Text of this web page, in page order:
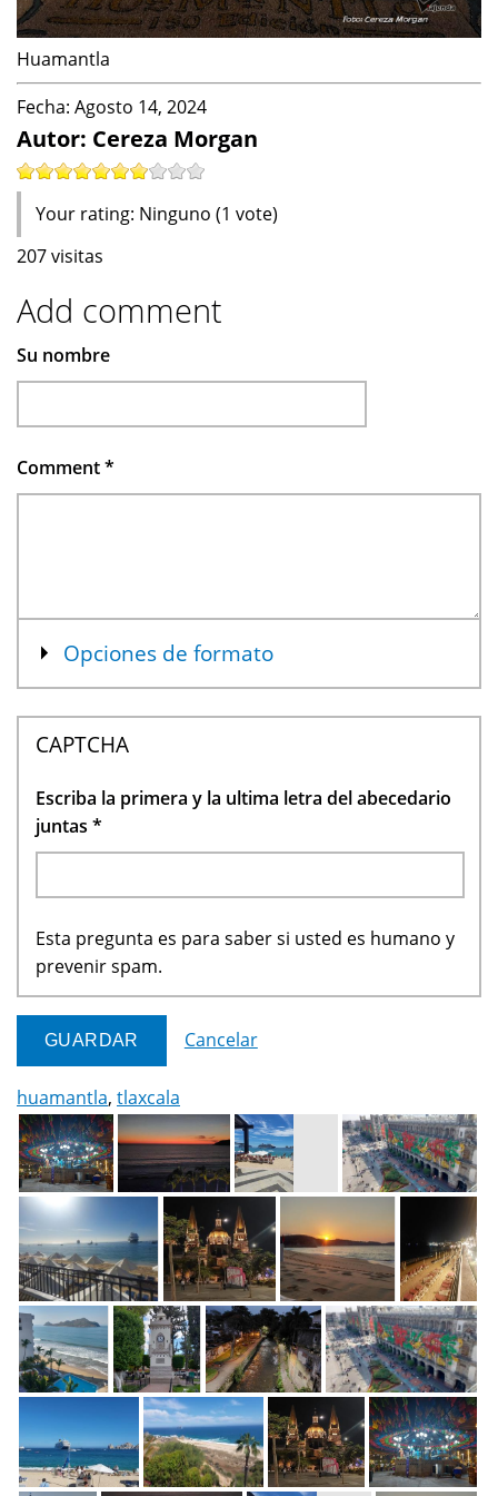
Huamantla
Fecha: Agosto 14, 2024
Autor: Cereza Morgan
Your rating: Ninguno (1 vote)
207 visitas
Add comment
Su nombre
Comment*
Mostrar
Opciones de formato
CAPTCHA
Escriba la primera y la ultima letra del abecedario
juntas *
Esta pregunta es para saber si usted es humano y
prevenir spam.
Cancelar
huamantla, tlaxcala